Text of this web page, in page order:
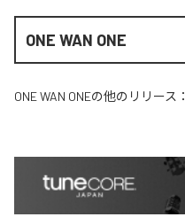
ONE WAN ONE
ONE WAN ONEの他のリリース：